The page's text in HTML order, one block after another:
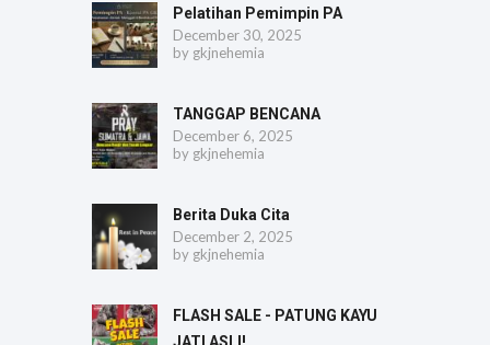
Pelatihan Pemimpin PA
December 30, 2025
by gkjnehemia
TANGGAP BENCANA
December 6, 2025
by gkjnehemia
Berita Duka Cita
December 2, 2025
by gkjnehemia
FLASH SALE - PATUNG KAYU